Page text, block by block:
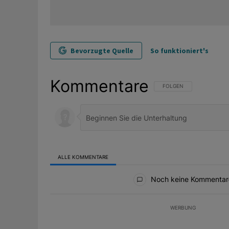
Bevorzugte Quelle So funktioniert's
Kommentare FOLGE DIESER
FOLGEN
ALLE KOMMENTARE
Noch keine
WERBUNG